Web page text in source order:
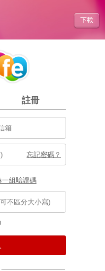
下載
註冊
忘記密碼？
一組驗證碼